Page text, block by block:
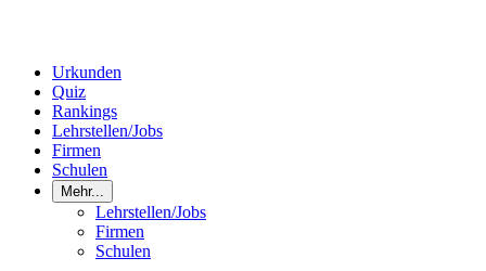
Urkunden
Quiz
Rankings
Lehrstellen/Jobs
Firmen
Schulen
Mehr...
Lehrstellen/Jobs
Firmen
Schulen